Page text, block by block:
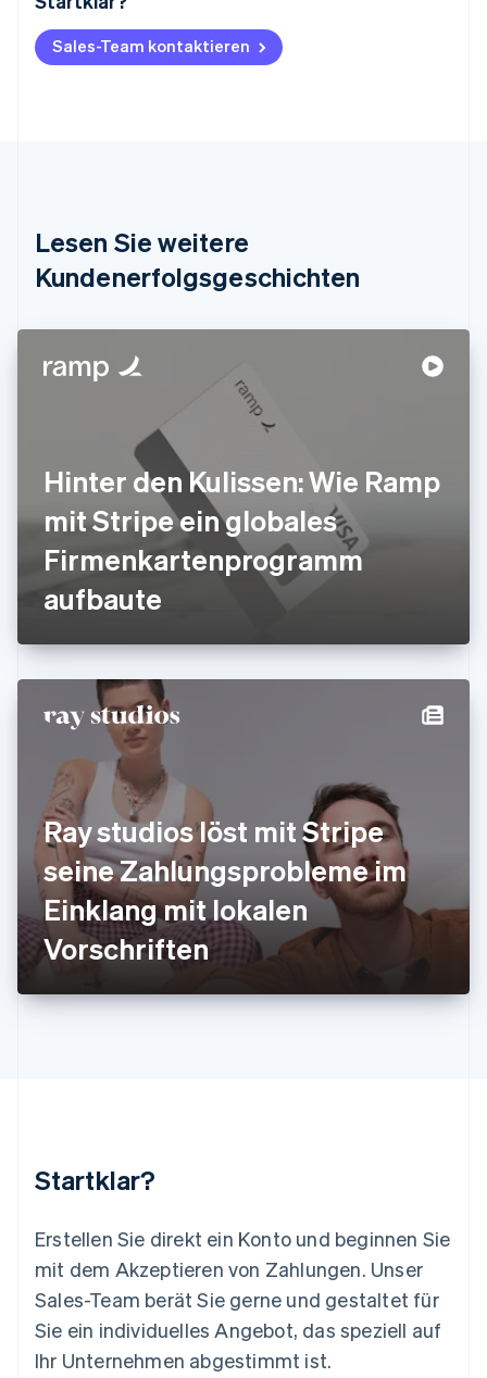
Sales-Team kontaktieren
Lesen Sie weitere
Kundenerfolgsgeschichten
Hinter den Kulissen: Wie Ramp
mit Stripe ein globales
Firmenkartenprogramm
aufbaute
Ray studios löst mit Stripe
seine Zahlungsprobleme im
Einklang mit lokalen
Vorschriften
Startklar?
Erstellen Sie direkt ein Konto und beginnen Sie
mit dem Akzeptieren von Zahlungen. Unser
Sales-Team berät Sie gerne und gestaltet für
Sie ein individuelles Angebot, das speziell auf
Ihr Unternehmen abgestimmt ist.
Belgien
NederlandsFrançaisDeutschEnglish
DeutschEnglish
English
简体中文English
English Svenska
Griechenland
Indien
English
Irland
English
Japan
日本語English
Kanada
EnglishFrançais
Kroatien
English Italiano
Lettland
English
Liechtenstein
DeutschEnglish
Litauen
English
Luxemburg
Français DeutschEnglish
Malaysia
Malta
Nederlands English
Norwegen
Österreich
Polen
English
Portugal
Português English
Rumänien